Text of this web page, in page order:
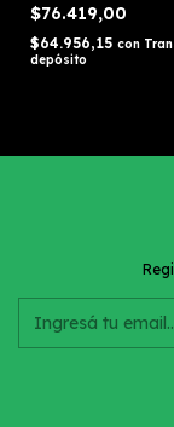
$76.419,00
$64.956,15 con
depósito